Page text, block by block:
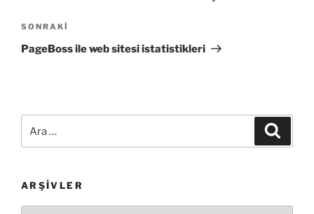
Sonraki
Yazı
SONRAKI
PageBoss ile web sitesi istatistikleri
ARŞIVLER